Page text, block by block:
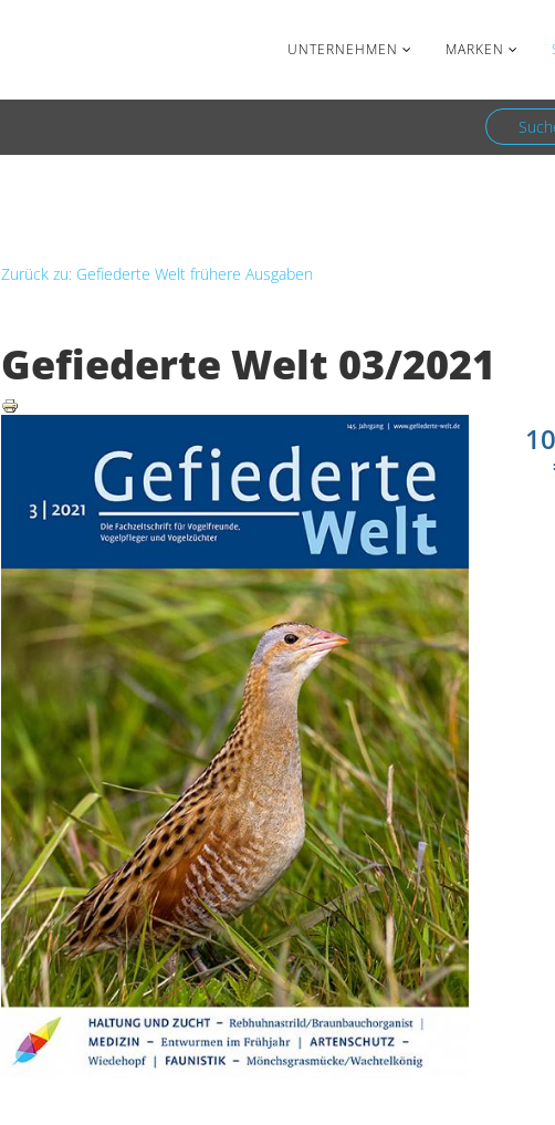
UNTERNEHMEN
MARKEN
Zurück zu: Gefiederte Welt frühere Ausgaben
Gefiederte Welt 03/2021